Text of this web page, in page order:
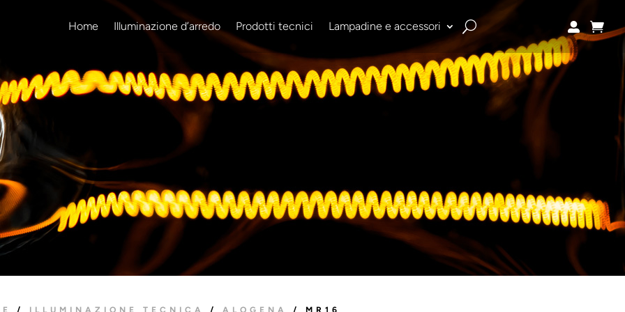
Home Illuminazione d’arredo Prodotti tecnici Lampadine e accessori  
/ ILLUMINAZIONE TECNICA / ALOGENA / MR16